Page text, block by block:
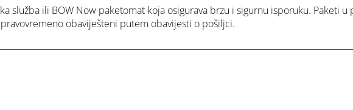
služba ili BOW Now paketomat koja osigurava brzu i sigurnu isporuku. Paketi
obaviješteni putem obavijesti o pošiljci.